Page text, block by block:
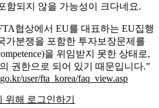
함되지 않을 가능성이 크다네요.
협상에서 EU를 대표하는 EU집행
가분쟁을 포함한 투자보장문제를
을 위임받지 못한 상태로,
권한으로 되어 있기 때문입니다.”
user/fta_korea/faq_view.asp
위해 로그인하기